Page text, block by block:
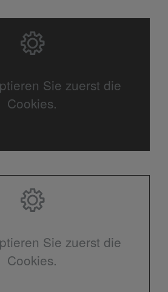
Sie zuerst die
Cookies.
Sie zuerst die
Cookies.